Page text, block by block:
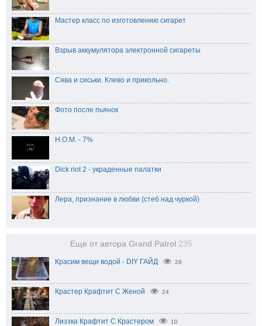
Мастер класс по изготовлению сигарет
Взрыв аккумулятора электронной сигареты
Сява и сиськи. Клево и прикольно.
Фото после пьянок
Н.О.М. - 7%
Dick riot 2 - украденные палатки
Лера, признание в любви (стеб над чуркой)
Еще от автора Grand Patrol 235
Красим вещи водой - DIY ГАЙД 28
Крастер Крафтит С Женой 24
Лиззка Крафтит С Крастером 10